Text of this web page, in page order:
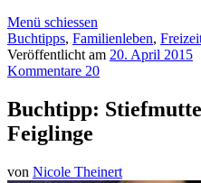
Menü schiessen
Buchtipps, Familienleben,
Veröffentlicht am 20. April 2015
Kommentare 20
Buchtipp:
Feiglinge
von Nicole Theinert